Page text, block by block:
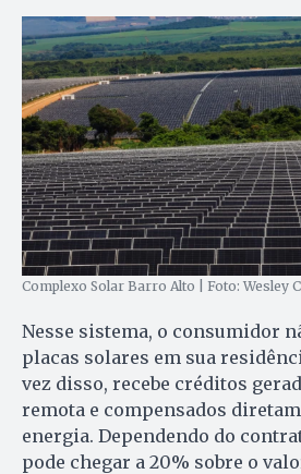
Complexo Solar Barro Alto | Foto: Wesley
Nesse sistema, o consumidor
placas solares em sua
vez disso, recebe créditos
remota e compensados
energia. Dependendo do
pode chegar a 20% sobre o